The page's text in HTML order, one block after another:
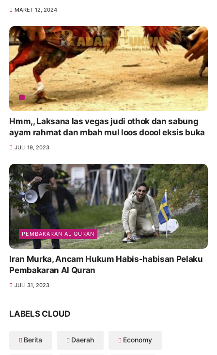
MARET 12, 2024
Hmm,, Laksana las vegas judi othok dan sabung
ayam rahmat dan mbah mul loos doool eksis buka
JULI 19, 2023
PEMBAKARAN AL QURAN
Iran Murka, Ancam Hukum Habis-habisan Pelaku
Pembakaran Al Quran
JULI 31, 2023
LABELS CLOUD
Berita Daerah Economy